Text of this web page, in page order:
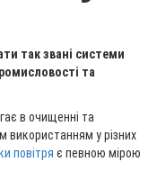
так звані системи
та
в очищенні та
використанням у різних
повітря є певною мірою